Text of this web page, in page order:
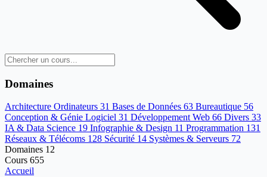
Domaines
Architecture Ordinateurs 31 Bases de Données 63 Bureautique 56
Conception & Génie Logiciel 31 Développement Web 66 Divers 33
IA & Data Science 19 Infographie & Design 11 Programmation 131
Réseaux & Télécoms 128 Sécurité 14 Systèmes & Serveurs 72
Domaines 12
Cours 655
Accueil